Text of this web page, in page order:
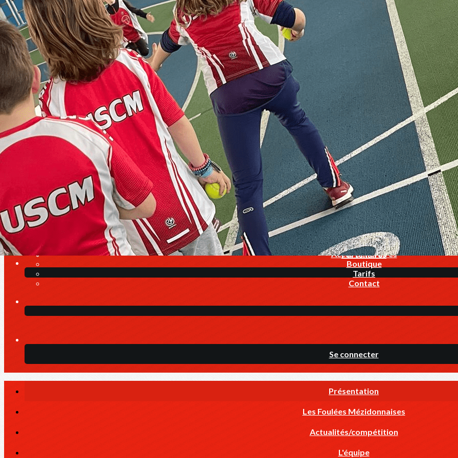
Exporter les lignes sélectionnées
Exporter toutes les colonnes
Exporter uniquement les colonnes affichées
Menu
<
Présentation
Les Foulées Mézidonnaises
Actualités/compétition
L'équipe
Partenaires
Ajoutez un logo, un bouton, des réseaux sociaux
Le club▴▾
Présentation
Les Foulées
Actualités/
L'équipe
Partenaires
Infos utiles▴▾
Accès et horaires
Boutique
Tarifs
Contact
Se connecter
Présentation
Les Foulées Mézidonnaises
Actualités/compétition
L'équipe